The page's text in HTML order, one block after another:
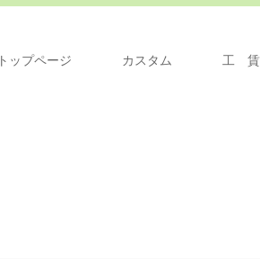
トップページ カスタム 工 賃